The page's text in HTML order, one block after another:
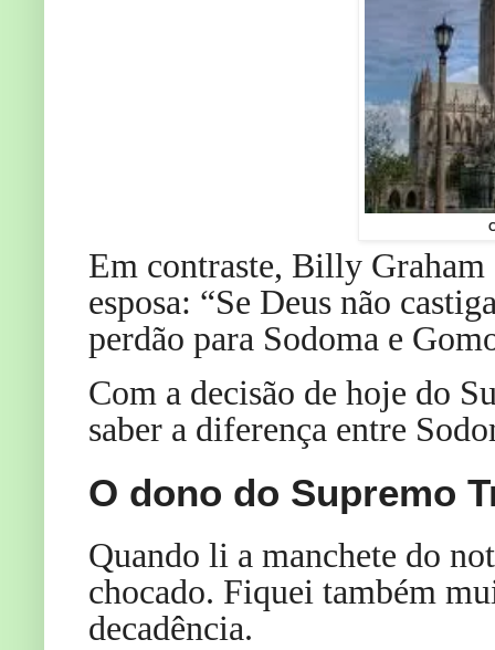
Em contraste, Billy
esposa: “Se Deus não
perdão para Sodoma e
Com a decisão de hoje do
saber a diferença entre
O dono do Supremo
Quando li a manchete do
chocado. Fiquei também
decadência.